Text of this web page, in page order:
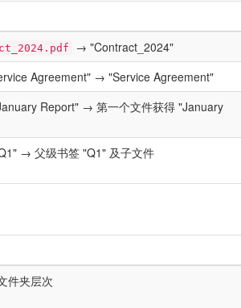
→ "Contract_2024"
Agreement" → "Service Agreement"
Report" → 第一个文件获得 "January
→ 父级书签 "Q1" 及子文件
件夹层次